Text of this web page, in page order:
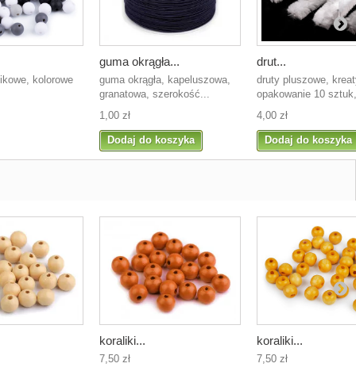
kolorowe
guma okrągła...
guma okrągła, kapeluszowa,
granatowa, szerokość...
1,00 zł
Dodaj do koszyka
drut...
druty pluszowe,
opakowanie 10
4,00 zł
Dodaj do koszyka
koraliki...
7,50 zł
koraliki...
7,50 zł